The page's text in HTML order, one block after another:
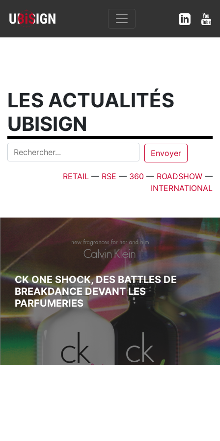
LES ACTUALITÉS
UBISIGN
RETAIL — RSE — 360 — ROADSHOW —
INTERNATIONAL
CK ONE SHOCK, DES BATTLES DE
BREAKDANCE DEVANT LES
PARFUMERIES